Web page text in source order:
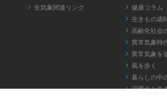
 生気象関連リンク  健康コラム
 生きもの歳
 高齢化社会
 異常気象時
 異常気象を
 風を歩く
 暮らしの中
 温暖化と生